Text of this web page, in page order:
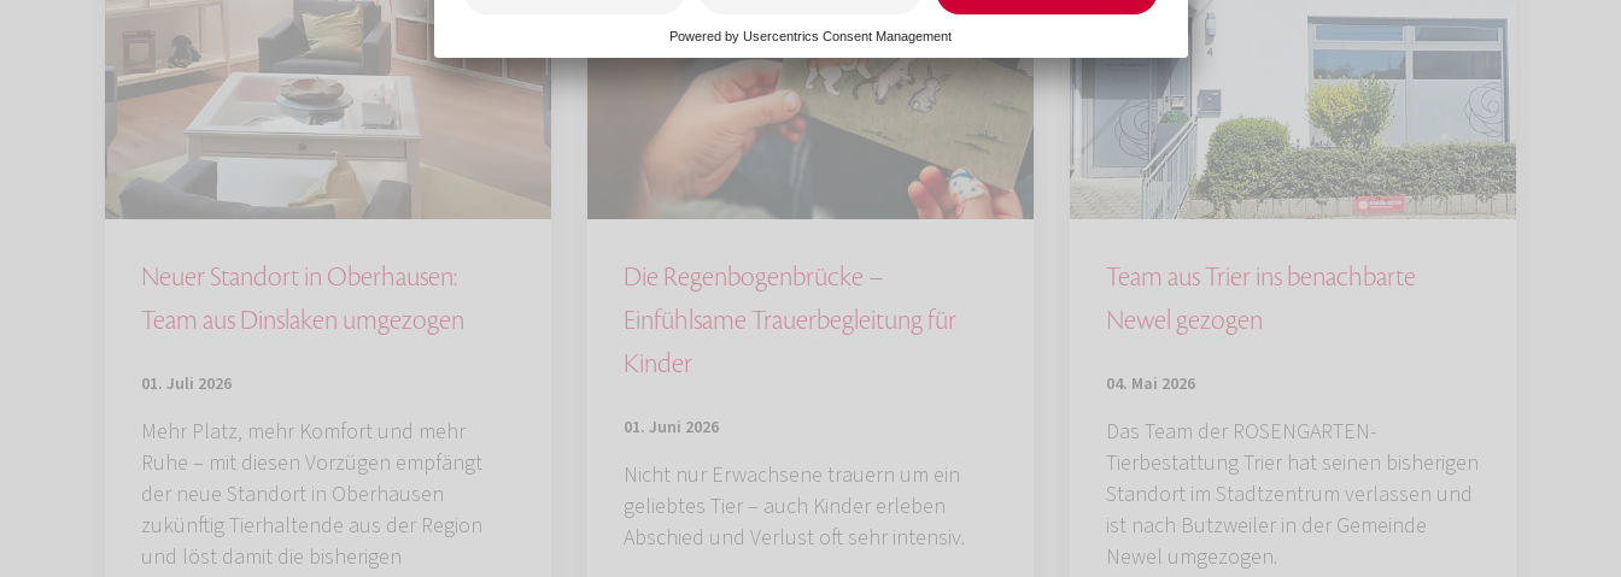
Neuer Standort in Oberhausen:
Team aus Dinslaken umgezogen
01. Juli 2026
Mehr Platz, mehr Komfort und mehr
Ruhe – mit diesen Vorzügen empfängt
der neue Standort in Oberhausen
zukünftig Tierhaltende aus der Region
und löst damit die bisherigen
Die Regenbogenbrücke –
Einfühlsame Trauerbegleitung für
Kinder
01. Juni 2026
Nicht nur Erwachsene trauern um ein
geliebtes Tier – auch Kinder erleben
Abschied und Verlust oft sehr intensiv.
Team aus Trier ins benachbarte
Newel gezogen
04. Mai 2026
Das Team der ROSENGARTEN-
Tierbestattung Trier hat seinen bisherigen
Standort im Stadtzentrum verlassen und
ist nach Butzweiler in der Gemeinde
Newel umgezogen.